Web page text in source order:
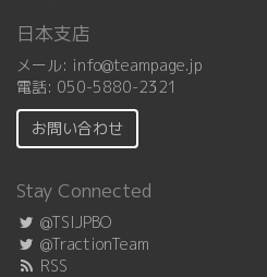
日本支店
メール: info@teampage.jp
電話: 050-5880-2321
お問い合わせ
Stay Connected
@TSIJPBO
@TractionTeam
RSS